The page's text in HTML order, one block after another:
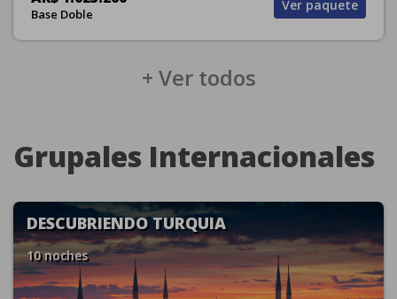
Base Doble
Ver paquete
+ Ver todos
Grupales Internacionales
DESCUBRIENDO TURQUIA
10 noches